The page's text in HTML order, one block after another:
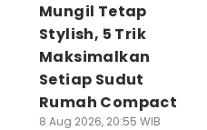
Mungil Tetap
Stylish, 5 Trik
Maksimalkan
Setiap Sudut
Rumah Compact
8 Aug 2026, 20:55 WIB